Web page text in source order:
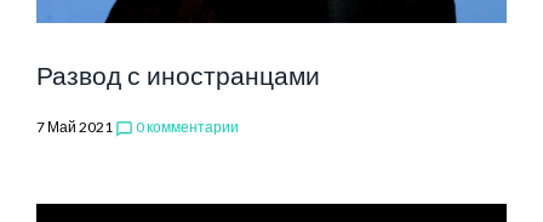
Развод с иностранцами
7 Май 2021 chat_bubble_outline 0 комментарии